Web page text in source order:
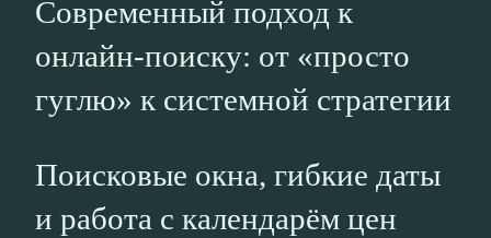
Современный подход к
онлайн-поиску: от «просто
гуглю» к системной стратегии
Поисковые окна, гибкие даты
и работа с календарём цен